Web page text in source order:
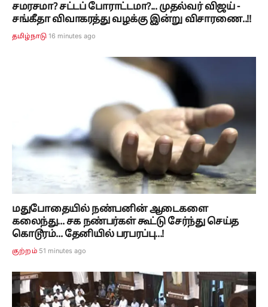
சமரசமா? சட்டப் போராட்டமா?... முதல்வர் விஜய் -
சங்கீதா விவாகரத்து வழக்கு இன்று விசாரணை..!!
தமிழ்நாடு 16 minutes ago
மதுபோதையில் நண்பனின் ஆடைகளை
கலைந்து... சக நண்பர்கள் கூட்டு சேர்ந்து செய்த
கொடூரம்... தேனியில் பரபரப்பு...!
குற்றம் 52 minutes ago